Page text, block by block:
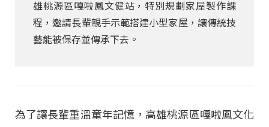
雄桃源區嘎啦鳳文健站，特別規劃家屋製作課
程，邀請長輩親手示範搭建小型家屋，讓傳統技
藝能被保存並傳承下去。
為了讓長輩重溫童年記憶，高雄桃源區嘎啦鳳文化